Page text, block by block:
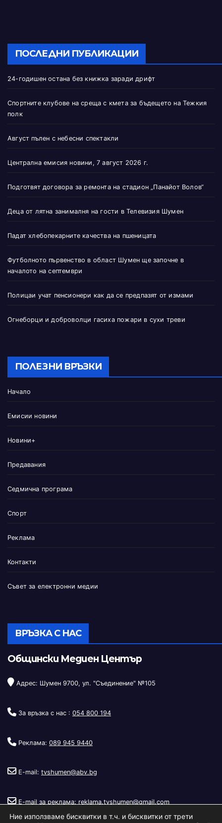
ПОСЛЕДНИ ПУБЛИКАЦИИ
24-годишен остана без книжка заради дрифт
Спортните клубове на среща с кмета за бъдещето на Тежкия
полк
Август пълен с небесни спектакли
Централна емисия новини, 7 август 2026 г.
Подготвят договора за ремонта на стадион „Панайот Волов“
Деца от лятна занималня на гости в Телевизия Шумен
Падат хлебопекарните качества на пшеницата
Футболното първенство в област Шумен ще започне в
началото на септември
Полицаи учат пенсионери как да се предпазят от измами
Огнеборци и доброволци гасиха пожари в сухи треви
ПОЛЕЗНИ ВРЪЗКИ
Начало
Емисии новини
Новини+
Предавания
Седмична програма
Спорт
Реклама
Контакти
Съвет за електронни медии
ВРЪЗКА С НАС
Общински Медиен Център
Адрес: Шумен 9700, ул. "Съединение" №105
За връзка с нас : 054 800 194
Реклама: 089 945 9440
E-mail: tvshumen@abv.bg
E-mail за реклама: reklama.tvshumen@gmail.com
Ние използваме бисквитки в т.ч. и бисквитки от трети